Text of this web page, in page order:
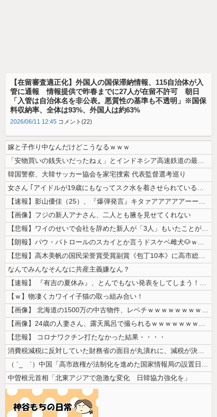
【在留審査適正化】外国人の国保滞納情報、115自治体が入
管に通報 情報提供で昨春までに27人が在留不許可 朝日
「入管は自治体名を非公表。悪質性の基準も不透明」※国保
料収納率、全体は93%、外国人は約63%
2026/06/11 12:45 コメント(22)
嫁と子作り中なんだけどこうなるｗｗｗ
「安物買いの銭失いだったねぇ」とインドネシア高速鉄道の最終処分に日本側...
韓国警察、大韓サッカー協会を家宅捜索 代表監督選考巡り
女さん ｢アイドルが19歳にもなってスク水を着させられている！｣⇒結果...
【速報】影山優佳（25）、『爆弾発言』キタァアアアアアーーーーー！！
【画像】フジの新人アナさん、二人とも腋を見せてくれない
【悲報】ワイのせいで会社を辞めた新人が「3人」もいたことが発覚ｗｗｗｗ...
【朗報】パウ・パトロールのスカイとか言うドスケベ雌犬🐶ｗｗｗｗｗｗｗ...
【悲報】高木美帆の国民栄誉賞受賞副賞《包丁10本》に高市総理の名前も刻...
なんでみんなそんなに共産主義嫌なん？
【速報】 『有吉の夏休み』、とんでもない発表をしてしまう！！！！！
【ｗ】物凄くカワイイ子猫の取っ組み合い！
【画像】 北海道の1500万の中古物件、レベチｗｗｗｗｗｗｗｗｗｗｗｗ...
【画像】24歳の人妻さん、露天風呂で撮られるｗｗｗｗｗｗｗｗｗｗｗｗ...
【悲報】 コロナワクチン打たなかった結果・・・・
消費税減税に反対していた財務省の面目が丸潰れに、減税が決まった途端に市...
（ ´_ゝ`）中国「高市政権が法制化を進めた国家情報局の設置日が7月3...
中曽根元首相「北東アジアで急激な変化 日韓協力強化を」